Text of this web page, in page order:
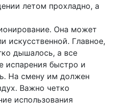
летом прохладно, а
Она может
искусственной. Главное,
дышалось, а все
испарения быстро и
На смену им должен
Важно четко
использования